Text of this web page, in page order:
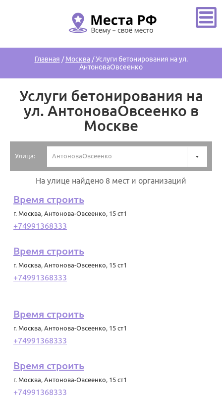
Главная / Москва/Услуги бетонирования на ул.
АнтоноваОвсеенко
Услуги бетонирования на
ул. АнтоноваОвсеенко в
Москве
Улица: АнтоноваОвсеенко
На улице найдено 8 мест и организаций
Время строить
г. Москва, Антонова-Овсеенко, 15 ст1
+74991368333
Время строить
г. Москва, Антонова-Овсеенко, 15 ст1
+74991368333
Время строить
г. Москва, Антонова-Овсеенко, 15 ст1
+74991368333
Время строить
г. Москва, Антонова-Овсеенко, 15 ст1
+74991368333